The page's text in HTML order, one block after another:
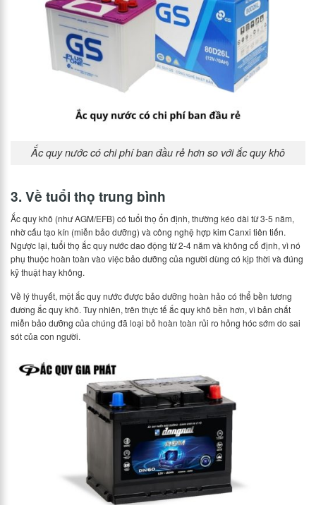
Ắc quy nước có chi phí ban đầu rẻ hơn so với ắc quy khô
3. Về tuổi thọ trung bình
Ắc quy khô (như AGM/EFB) có tuổi thọ ổn định, thường kéo dài từ 3-5 năm,
nhờ cấu tạo kín (miễn bảo dưỡng) và công nghệ hợp kim Canxi tiên tiến.
Ngược lại, tuổi thọ ắc quy nước dao động từ 2-4 năm và không cố định, vì nó
phụ thuộc hoàn toàn vào việc bảo dưỡng của người dùng có kịp thời và đúng
kỹ thuật hay không.
Về lý thuyết, một ắc quy nước được bảo dưỡng hoàn hảo có thể bền tương
đương ắc quy khô. Tuy nhiên, trên thực tế ắc quy khô bền hơn, vì bản chất
miễn bảo dưỡng của chúng đã loại bỏ hoàn toàn rủi ro hỏng hóc sớm do sai
sót của con người.